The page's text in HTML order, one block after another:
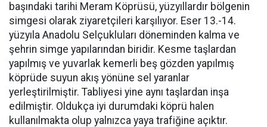
başındaki tarihi Meram Köprüsü, yüzyıllardır bölgenin
simgesi olarak ziyaretçileri karşılıyor. Eser 13.-14.
yüzyıla Anadolu Selçukluları döneminden kalma ve
şehrin simge yapılarından biridir. Kesme taşlardan
yapılmış ve yuvarlak kemerli beş gözden yapılmış
köprüde suyun akış yönüne sel yaranlar
yerleştirilmiştir. Tabliyesi yine aynı taşlardan inşa
edilmiştir. Oldukça iyi durumdaki köprü halen
kullanılmakta olup yalnızca yaya trafiğine açıktır.